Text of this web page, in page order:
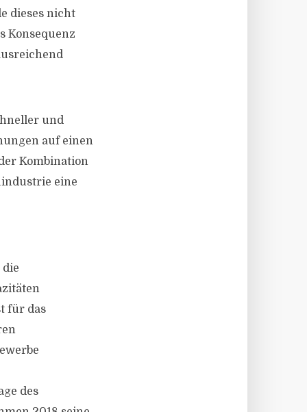
dieses nicht
Konsequenz
und
auf einen
Kombination
eine
für das
des